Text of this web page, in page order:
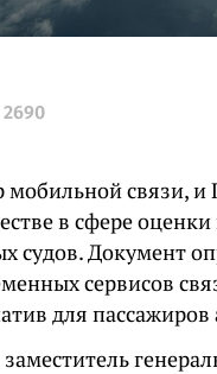
2690
мобильной связи,
в сфере
судов. Документ
сервисов
для